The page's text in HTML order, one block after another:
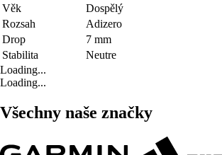
Věk
Dospělý
Rozsah
Adizero
Drop
7 mm
Stabilita
Neutre
Loading...
Loading...
Všechny naše značky